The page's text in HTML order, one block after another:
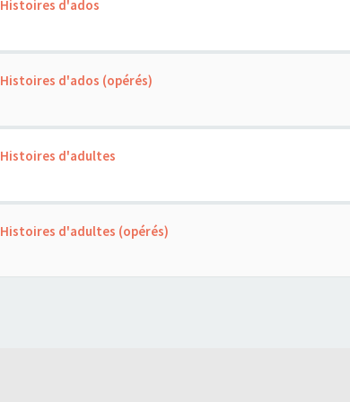
Histoires d'ados
Histoires d'ados (opérés)
Histoires d'adultes
Histoires d'adultes (opérés)